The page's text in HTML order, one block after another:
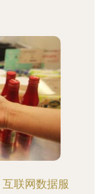
联网数据服